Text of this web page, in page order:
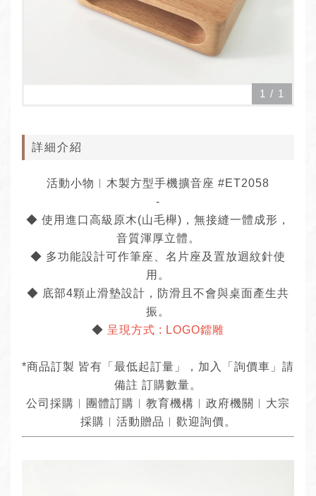
1 / 1
詳細介紹
活動小物︱木製方型手機擴音座 #ET2058
-
◆ 使用進口高級原木(山毛櫸)，無接縫一體成形，
音質渾厚立體。
◆ 多功能設計可作筆座、名片座及置放迴紋針使
用。
◆ 底部4顆止滑墊設計，防滑且不會與桌面產生共
振。
◆ 呈現方式 : LOGO鐳雕
*商品訂製 皆有「最低起訂量」，加入「詢價車」請
備註 訂購數量。
公司採購︱團體訂購︱教育機構︱政府機關︱大宗
採購︱活動贈品︱歡迎詢價。